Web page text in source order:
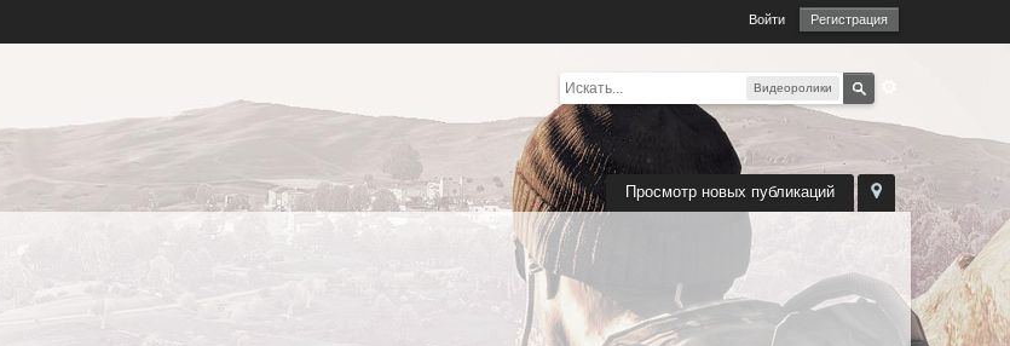
Войти Регистрация
Видеоролики
Просмотр новых публикаций